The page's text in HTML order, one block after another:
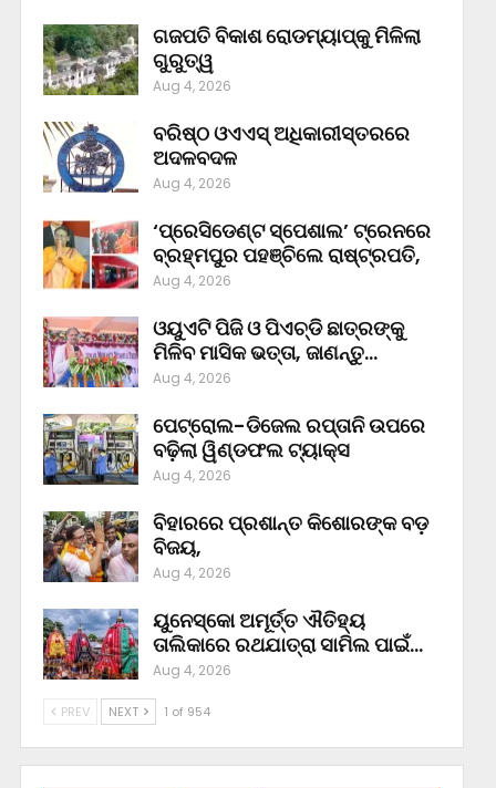
ଗଜପତି ବିକାଶ ରୋଡମ୍ୟାପ୍‌କୁ ମିଳିଲା
ଗୁରୁତ୍ୱ
Aug 4, 2026
ବରିଷ୍ଠ ଓଏଏସ୍‌ ଅଧିକାରୀସ୍ତରରେ
ଅଦଳବଦଳ
Aug 4, 2026
‘ପ୍ରେସିଡେଣ୍ଟ ସ୍ପେଶାଲ’ ଟ୍ରେନରେ
ବ୍ରହ୍ମପୁର ପହଞ୍ଚିଲେ ରାଷ୍ଟ୍ରପତି,
Aug 4, 2026
ଓୟୁଏଟି ପିଜି ଓ ପିଏଚ୍‌ଡି ଛାତ୍ରଙ୍କୁ
ମିଳିବ ମାସିକ ଭତ୍ତା, ଜାଣନ୍ତୁ…
Aug 4, 2026
ପେଟ୍ରୋଲ-ଡିଜେଲ ରପ୍ତାନି ଉପରେ
ବଢ଼ିଲା ୱିଣ୍ଡଫଲ ଟ୍ୟାକ୍ସ
Aug 4, 2026
ବିହାରରେ ପ୍ରଶାନ୍ତ କିଶୋରଙ୍କ ବଡ଼
ବିଜୟ,
Aug 4, 2026
ୟୁନେସ୍କୋ ଅମୂର୍ତ୍ତ ଐତିହ୍ୟ
ତାଲିକାରେ ରଥଯାତ୍ରା ସାମିଲ ପାଇଁ…
Aug 4, 2026
PREV NEXT 1 of 954